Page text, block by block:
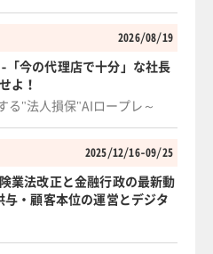
2026/08/19
-「今の代理店で十分」な社長
よ！
る"法人損保"AIロープレ～
2025/12/16-09/25
業法改正と金融行政の最新動
・顧客本位の運営とデジタ